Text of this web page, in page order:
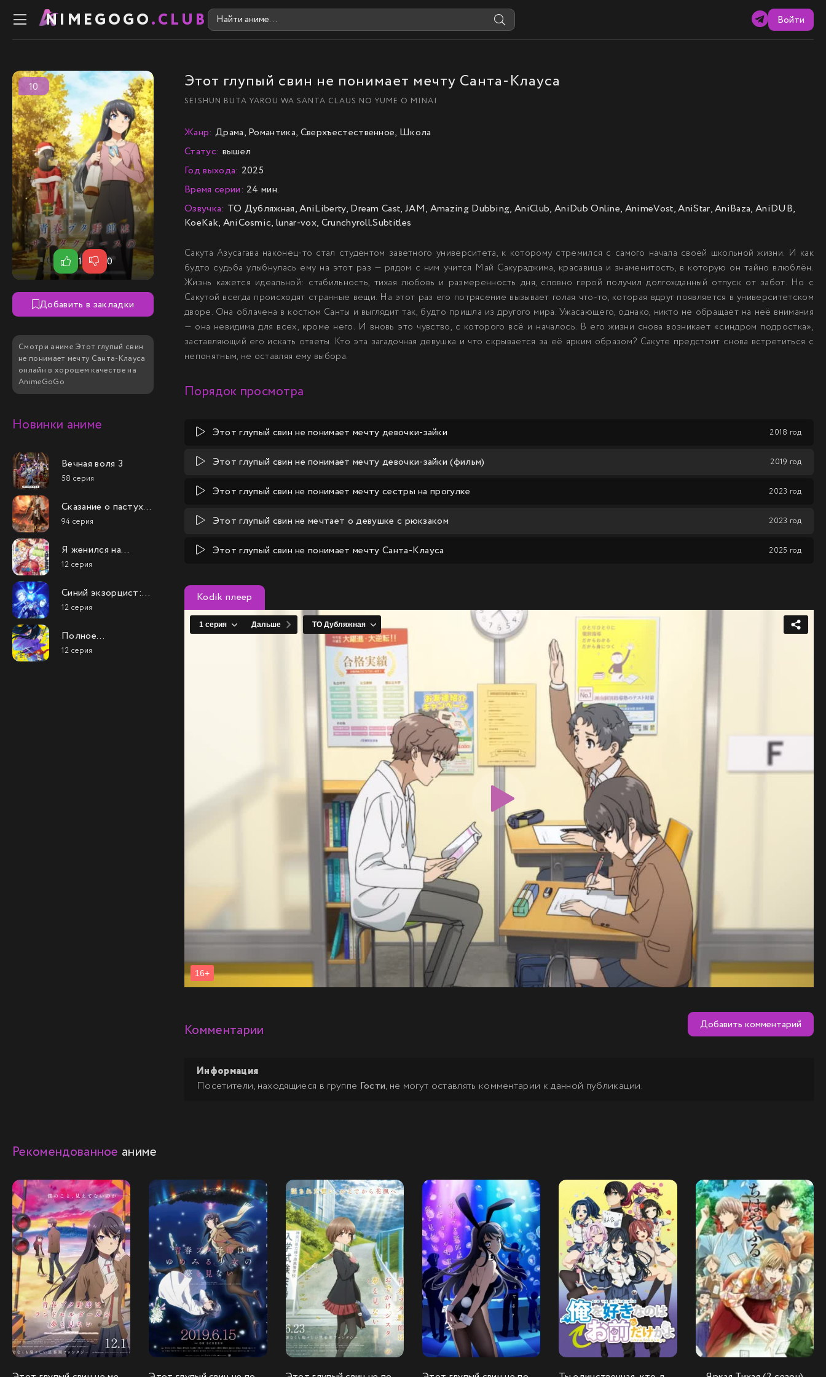
NIMEGOGO.CLUB Войти
Этот глупый свин не понимает мечту Санта-Клауса
SEISHUN BUTA YAROU WA SANTA CLAUS NO YUME O MINAI
10
1 0
Добавить в закладки
Смотри аниме Этот глупый свин
не понимает мечту Санта-Клауса
онлайн в хорошем качестве на
AnimeGoGo
Новинки аниме
Вечная воля 3
58 серия
Сказание о пастухе
богов
94 серия
Я женился на
однокласснице,
которую ненавидел
12 серия
Синий экзорцист:
Вся ночь (4 сезон 2
часть)
12 серия
Полное
исследование
12 серия
Жанр: Драма, Романтика, Сверхъестественное, Школа
Статус: вышел
Год выхода: 2025
Время серии: 24 мин.
Озвучка: ТО Дубляжная, AniLiberty, Dream Cast, JAM, Amazing Dubbing, AniClub, AniDub Online, AnimeVost, AniStar, AniBaza, AniDUB,
KoeKak, AniCosmic, lunar-vox, Crunchyroll.Subtitles
Сакута Азусагава наконец-то стал студентом заветного университета, к которому стремился с самого начала своей школьной жизни. И как
будто судьба улыбнулась ему на этот раз — рядом с ним учится Май Сакураджима, красавица и знаменитость, в которую он тайно влюблён.
Жизнь кажется идеальной: стабильность, тихая любовь и размеренность дня, словно герой получил долгожданный отпуск от забот. Но с
Сакутой всегда происходят странные вещи. На этот раз его потрясение вызывает голая что-то, которая вдруг появляется в университетском
дворе. Она облачена в костюм Санты и выглядит так, будто пришла из другого мира. Ужасающего, однако, никто не обращает на неё внимания
— она невидима для всех, кроме него. И вновь это чувство, с которого всё и началось. В его жизни снова возникает «синдром подростка»,
заставляющий его искать ответы. Кто эта загадочная девушка и что скрывается за её ярким образом? Сакуте предстоит снова встретиться с
непонятным, не оставляя ему выбора.
Порядок просмотра
Этот глупый свин не понимает мечту девочки-зайки 2018 год
Этот глупый свин не понимает мечту девочки-зайки (фильм) 2019 год
Этот глупый свин не понимает мечту сестры на прогулке 2023 год
Этот глупый свин не мечтает о девушке с рюкзаком 2023 год
Этот глупый свин не понимает мечту Санта-Клауса 2025 год
Kodik плеер
Комментарии Добавить комментарий
Информация
Посетители, находящиеся в группе Гости, не могут оставлять комментарии к данной публикации.
Рекомендованное аниме